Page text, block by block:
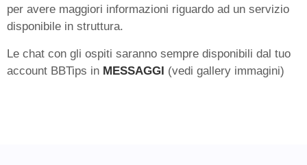
per avere maggiori informazioni riguardo ad un servizio
disponibile in struttura.
Le chat con gli ospiti saranno sempre disponibili dal tuo
account BBTips in MESSAGGI (vedi gallery immagini)